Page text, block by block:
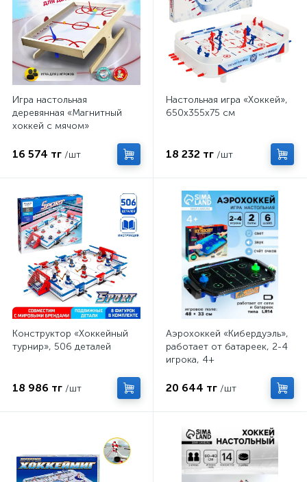
Игра настольная
деревянная «Магнитный
хоккей с мячом»
16 574 тг /шт
Настольная игра «Хоккей»,
650х355х75 см
18 232 тг /шт
Конструктор «Хоккейный
турнир», 506 деталей
18 986 тг /шт
Аэрохоккей «Кибердуэль»,
работает от батареек, 2-4
игрока, 4+
20 644 тг /шт